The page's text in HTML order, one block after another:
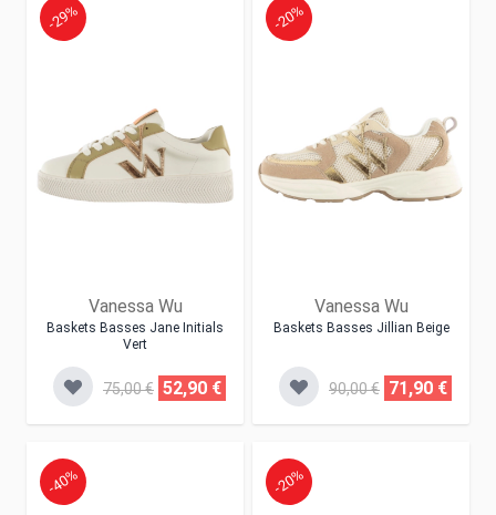
Vanessa Wu
Baskets Basses Jane Initials
Vert
-29%
75,00 € 52,90 €
Vanessa Wu
Baskets Basses Jillian Beige
-20%
90,00 € 71,90 €
-40% -20%